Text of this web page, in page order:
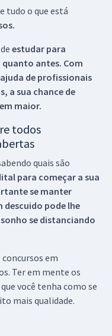
tudo o que está
estudar para
quanto antes. Com
de profissionais
a sua chance de
maior.
todos
quais são
para começar a sua
se manter
descuido pode lhe
se distanciando
em
Ter em mente os
você tenha como se
mais qualidade.